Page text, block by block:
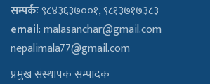
सम्पर्कः९८४३६३७००१, ९८१३७१७३८३
email:malasanchar@gmail.com
nepalimala77@gmail.com
प्रमुख संस्थापक सम्पादक